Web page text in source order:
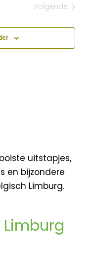
Volgende
uitstapjes,
en bijzondere
Limburg.